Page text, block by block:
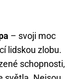
– svoji moc
lidskou zlobu.
schopnosti,